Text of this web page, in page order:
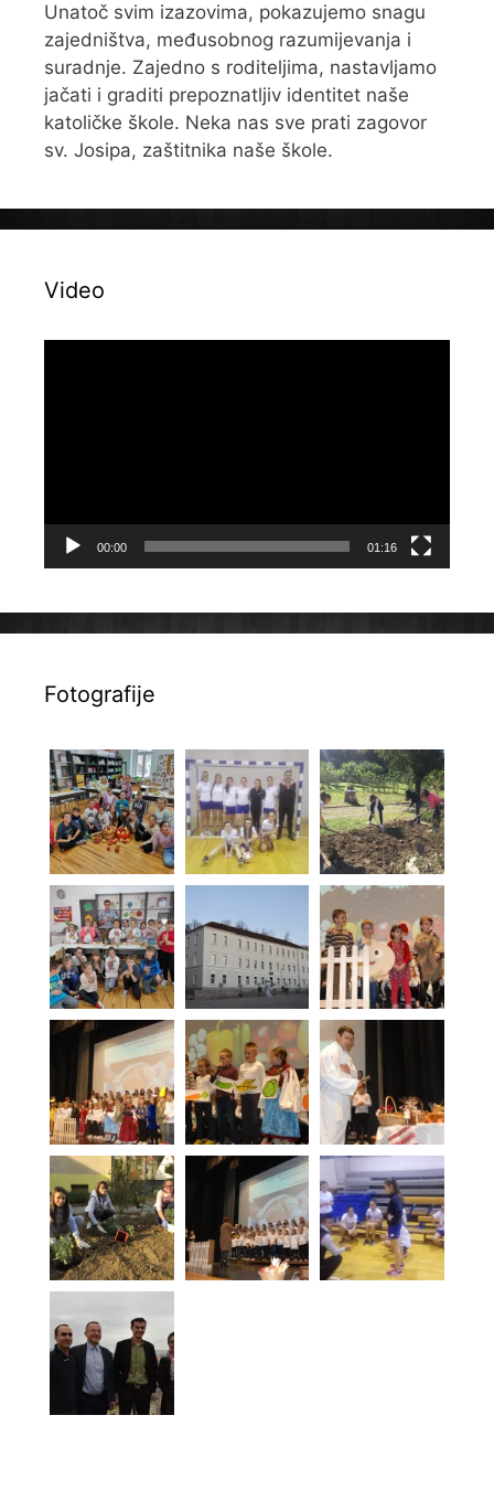
Unatoč svim izazovima, pokazujemo snagu
zajedništva, međusobnog razumijevanja i
suradnje. Zajedno s roditeljima, nastavljamo
jačati i graditi prepoznatljiv identitet naše
katoličke škole. Neka nas sve prati zagovor
sv. Josipa, zaštitnika naše škole.
Video
00:00 01:16
Fotografije